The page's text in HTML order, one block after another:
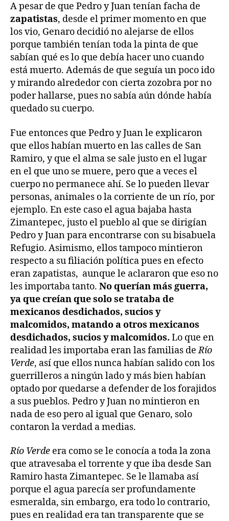
A pesar de que Pedro y Juan tenían facha de
zapatistas, desde el primer momento en que
los vio, Genaro decidió no alejarse de ellos
porque también tenían toda la pinta de que
sabían qué es lo que debía hacer uno cuando
está muerto. Además de que seguía un poco ido
y mirando alrededor con cierta zozobra por no
poder hallarse, pues no sabía aún dónde había
quedado su cuerpo.
Fue entonces que Pedro y Juan le explicaron
que ellos habían muerto en las calles de San
Ramiro, y que el alma se sale justo en el lugar
en el que uno se muere, pero que a veces el
cuerpo no permanece ahí. Se lo pueden llevar
personas, animales o la corriente de un río, por
ejemplo. En este caso el agua bajaba hasta
Zimantepec, justo el pueblo al que se dirigían
Pedro y Juan para encontrarse con su bisabuela
Refugio. Asimismo, ellos tampoco mintieron
respecto a su filiación política pues en efecto
eran zapatistas, aunque le aclararon que eso no
les importaba tanto. No querían más guerra,
ya que creían que solo se trataba de
mexicanos desdichados, sucios y
malcomidos, matando a otros mexicanos
desdichados, sucios y malcomidos. Lo que en
realidad les importaba eran las familias deRío
Verde, así que ellos nunca habían salido con los
guerrilleros a ningún lado y más bien habían
optado por quedarse a defender de los forajidos
a sus pueblos. Pedro y Juan no mintieron en
nada de eso pero al igual que Genaro, solo
contaron la verdad a medias.
Río Verde era como se le conocía a toda la zona
que atravesaba el torrente y que iba desde San
Ramiro hasta Zimantepec. Se le llamaba así
porque el agua parecía ser profundamente
esmeralda, sin embargo, era todo lo contrario,
pues en realidad era tan transparente que se